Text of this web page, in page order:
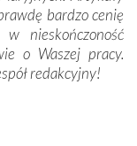
odwiedziliśmy
świece
nam przez
bardzo cenię
nieskończoność
o Waszej pracy.
redakcyjny!